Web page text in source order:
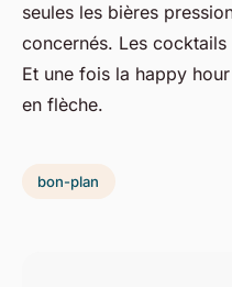
seules les bières
concernés. Les
Et une fois la happy
en flèche.
bon-plan